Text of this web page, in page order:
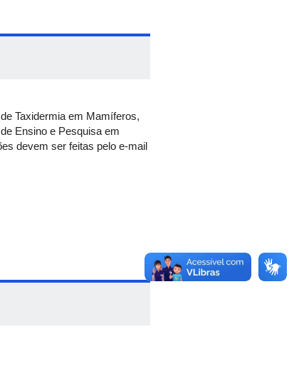
Taxidermia em Mamíferos,
Ensino e Pesquisa em
devem ser feitas pelo e-mail